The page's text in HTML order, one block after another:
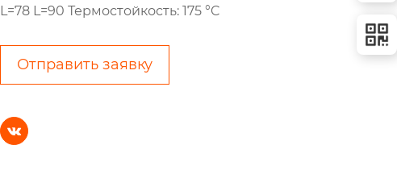
L=78 L=90 Термостойкость: 175 °C
Отправить заявку
